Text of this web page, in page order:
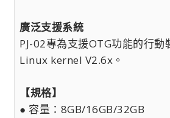
廣泛支援系統
PJ-02專為支援OTG功能的行
Linux kernel V2.6x。
【規格】
● 容量：8GB/16GB/32GB